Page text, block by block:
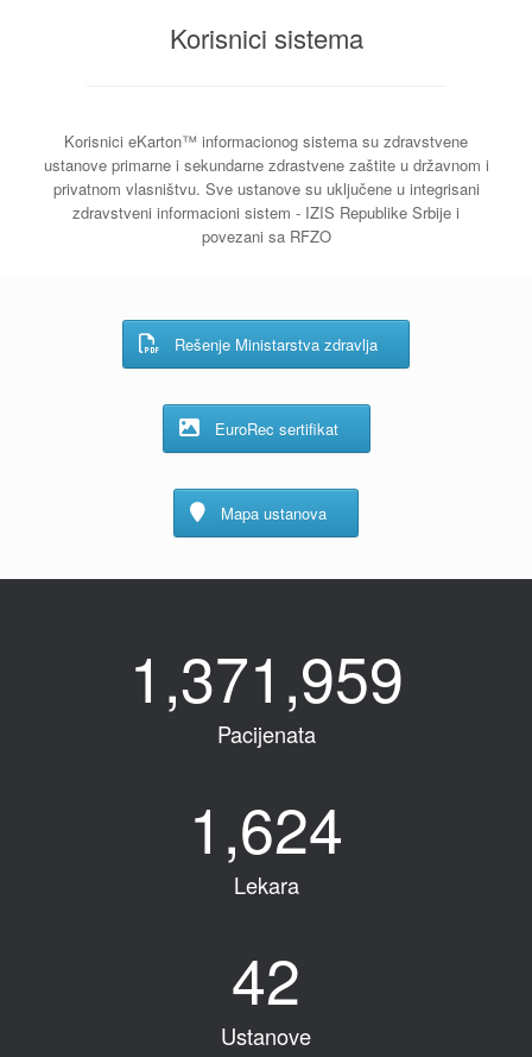
Korisnici sistema
Korisnici eKarton™ informacionog sistema su zdravstvene
ustanove primarne i sekundarne zdrastvene zaštite u državnom i
privatnom vlasništvu. Sve ustanove su uključene u integrisani
zdravstveni informacioni sistem - IZIS Republike Srbije i
povezani sa RFZO
Rešenje Ministarstva zdravlja
EuroRec sertifikat
Mapa ustanova
1,371,959
Pacijenata
1,624
Lekara
42
Ustanove